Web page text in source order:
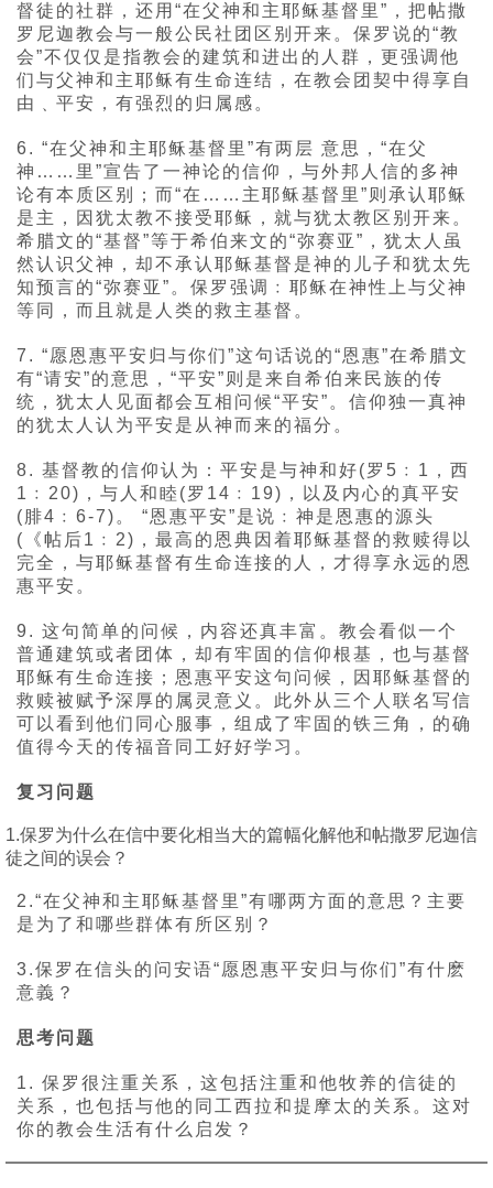
督徒的社群，还用“在父神和主耶稣基督里”，把帖撒
罗尼迦教会与一般公民社团区别开来。保罗说的“教
会”不仅仅是指教会的建筑和进出的人群，更强调他
们与父神和主耶稣有生命连结，在教会团契中得享自
由﹑平安，有强烈的归属感。
6. “在父神和主耶稣基督里”有两层 意思，“在父
神……里”宣告了一神论的信仰，与外邦人信的多神
论有本质区别；而“在……主耶稣基督里”则承认耶稣
是主，因犹太教不接受耶稣，就与犹太教区别开来。
希腊文的“基督”等于希伯来文的“弥赛亚”，犹太人虽
然认识父神，却不承认耶稣基督是神的儿子和犹太先
知预言的“弥赛亚”。保罗强调﹕耶稣在神性上与父神
等同，而且就是人类的救主基督。
7. “愿恩惠平安归与你们”这句话说的“恩惠”在希腊文
有“请安”的意思，“平安”则是来自希伯来民族的传
统，犹太人见面都会互相问候“平安”。信仰独一真神
的犹太人认为平安是从神而来的福分。
8. 基督教的信仰认为：平安是与神和好(罗5﹕1，西
1﹕20)，与人和睦(罗14﹕19)，以及内心的真平安
(腓4﹕6-7)。 “恩惠平安”是说﹕神是恩惠的源头
(《帖后1﹕2)，最高的恩典因着耶稣基督的救赎得以
完全，与耶稣基督有生命连接的人，才得享永远的恩
惠平安。
9. 这句简单的问候，内容还真丰富。教会看似一个
普通建筑或者团体，却有牢固的信仰根基，也与基督
耶稣有生命连接；恩惠平安这句问候，因耶稣基督的
救赎被赋予深厚的属灵意义。此外从三个人联名写信
可以看到他们同心服事，组成了牢固的铁三角，的确
值得今天的传福音同工好好学习。
复习问题
1.保罗为什么在信中要化相当大的篇幅化解他和帖撒罗尼迦信
徒之间的误会？
2.“在父神和主耶稣基督里”有哪两方面的意思？主要
是为了和哪些群体有所区别？
3.保罗在信头的问安语“愿恩惠平安归与你们”有什麽
意義？
思考问题
1. 保罗很注重关系，这包括注重和他牧养的信徒的
关系，也包括与他的同工西拉和提摩太的关系。这对
你的教会生活有什么启发？